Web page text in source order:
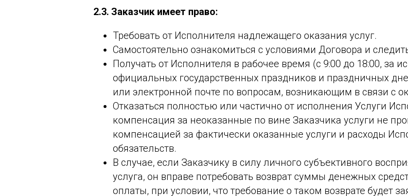
2.3. Заказчик имеет право:
Требовать от Исполнителя надлежащего оказания услуг.
Самостоятельно ознакомиться с условиями Договора и
Получать от Исполнителя в рабочее время (с 9:00 до 18:00, за
официальных государственных праздников и праздничных
или электронной почте по вопросам, возникающим в связи с
Отказаться полностью или частично от исполнения Услуги
компенсация за неоказанные по вине Заказчика услуги не
компенсацией за фактически оказанные услуги и расходы
обязательств.
В случае, если Заказчику в силу личного субъективного
услуга, он вправе потребовать возврат суммы денежных
оплаты, при условии, что требование о таком возврате будет